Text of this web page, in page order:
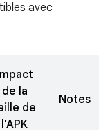
avec
de la
de
l'APK
Notes